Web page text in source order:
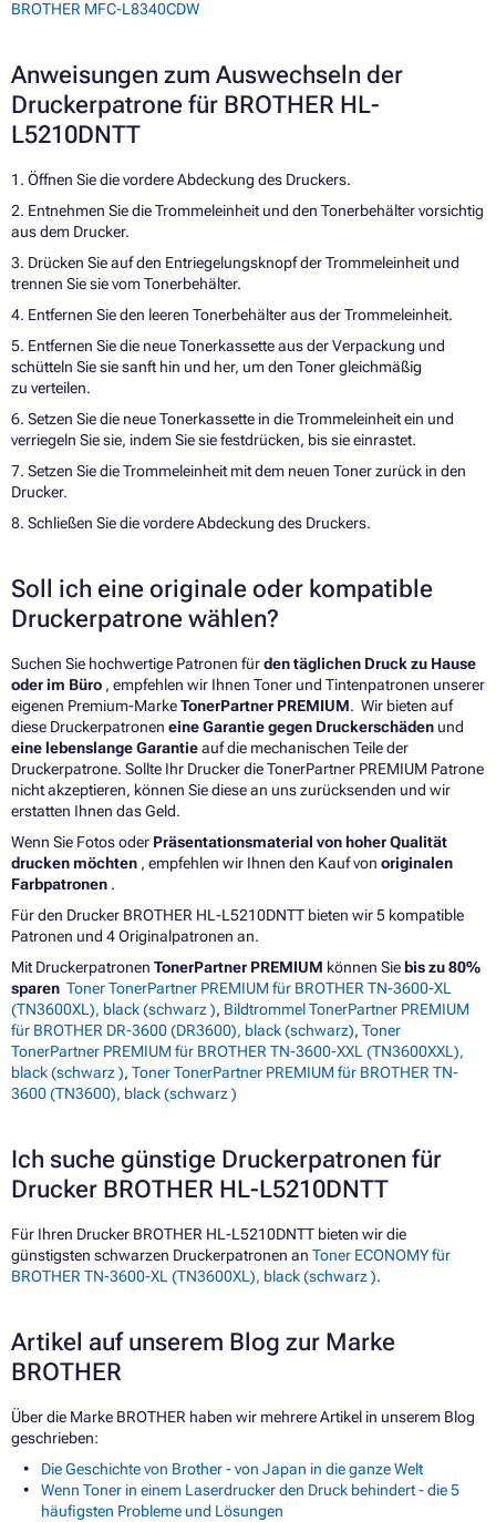
BROTHER MFC-L8340CDW
Anweisungen zum Auswechseln der
Druckerpatrone für BROTHER HL-
L5210DNTT
1. Öffnen Sie die vordere Abdeckung des Druckers.
2. Entnehmen Sie die Trommeleinheit und den Tonerbehälter vorsichtig
aus dem Drucker.
3. Drücken Sie auf den Entriegelungsknopf der Trommeleinheit und
trennen Sie sie vom Tonerbehälter.
4. Entfernen Sie den leeren Tonerbehälter aus der Trommeleinheit.
5. Entfernen Sie die neue Tonerkassette aus der Verpackung und
schütteln Sie sie sanft hin und her, um den Toner gleichmäßig
zu verteilen.
6. Setzen Sie die neue Tonerkassette in die Trommeleinheit ein und
verriegeln Sie sie, indem Sie sie festdrücken, bis sie einrastet.
7. Setzen Sie die Trommeleinheit mit dem neuen Toner zurück in den
Drucker.
8. Schließen Sie die vordere Abdeckung des Druckers.
Soll ich eine originale oder kompatible
Druckerpatrone wählen?
Suchen Sie hochwertige Patronen fürden täglichen Druck zu Hause
oder im Büro , empfehlen wir Ihnen Toner und Tintenpatronen unserer
eigenen Premium-MarkeTonerPartner PREMIUM. Wir bieten auf
diese Druckerpatronen eine Garantie gegen Druckerschäden und
eine lebenslange Garantieauf die mechanischen Teile der
Druckerpatrone. Sollte Ihr Drucker die TonerPartner PREMIUM Patrone
nicht akzeptieren, können Sie diese an uns zurücksenden und wir
erstatten Ihnen das Geld.
Wenn Sie Fotos oder Präsentationsmaterial von hoher Qualität
drucken möchten , empfehlen wir Ihnen den Kauf von originalen
Farbpatronen .
Für den Drucker BROTHER HL-L5210DNTT bieten wir 5 kompatible
Patronen und 4 Originalpatronen an.
Mit Druckerpatronen TonerPartner PREMIUM können Sie bis zu 80%
sparen Toner TonerPartner PREMIUM für BROTHER TN-3600-XL
(TN3600XL), black (schwarz ), Bildtrommel TonerPartner PREMIUM
für BROTHER DR-3600 (DR3600), black (schwarz), Toner
TonerPartner PREMIUM für BROTHER TN-3600-XXL (TN3600XXL),
black (schwarz ), Toner TonerPartner PREMIUM für BROTHER TN-
3600 (TN3600), black (schwarz )
Ich suche günstige Druckerpatronen für
Drucker BROTHER HL-L5210DNTT
Für Ihren Drucker BROTHER HL-L5210DNTT bieten wir die
günstigsten schwarzen Druckerpatronen an Toner ECONOMY für
BROTHER TN-3600-XL (TN3600XL), black (schwarz ).
Artikel auf unserem Blog zur Marke
BROTHER
Über die Marke BROTHER haben wir mehrere Artikel in unserem Blog
geschrieben:
Die Geschichte von Brother - von Japan in die ganze Welt
Wenn Toner in einem Laserdrucker den Druck behindert - die 5
häufigsten Probleme und Lösungen